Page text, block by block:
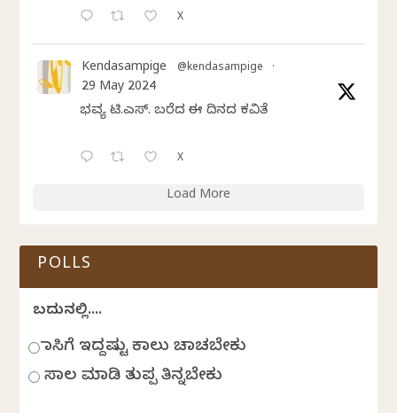
X
Kendasampige @kendasampige ·
29 May 2024
ಭವ್ಯ ಟಿ.ಎಸ್. ಬರೆದ ಈ ದಿನದ ಕವಿತೆ
X
Load More
POLLS
ಬದುಕಿನಲ್ಲಿ....
ಹಾಸಿಗೆ ಇದ್ದಷ್ಟು ಕಾಲು ಚಾಚಬೇಕು
ಸಾಲ ಮಾಡಿ ತುಪ್ಪ ತಿನ್ನಬೇಕು